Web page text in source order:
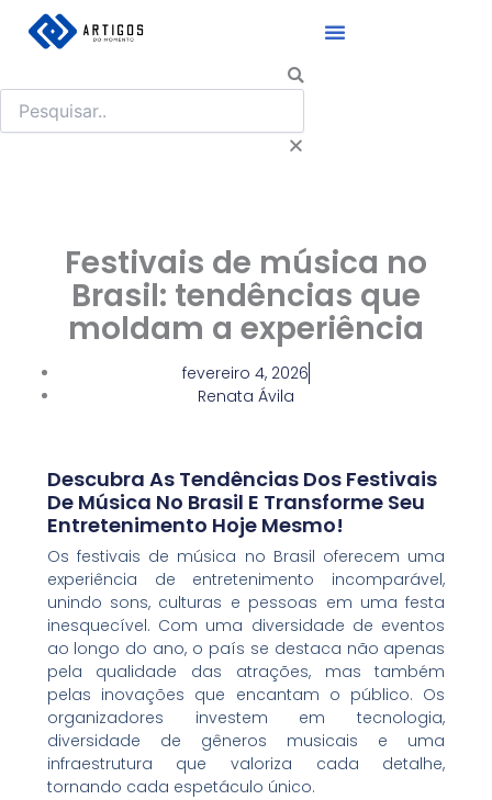
para
conteúdo
Festivais de música no
Brasil: tendências que
moldam a experiência
fevereiro 4, 2026
Renata Ávila
Descubra As Tendências Dos Festivais
De Música No Brasil E Transforme Seu
Entretenimento Hoje Mesmo!
Os festivais de música no Brasil oferecem uma
experiência de entretenimento incomparável,
unindo sons, culturas e pessoas em uma festa
inesquecível. Com uma diversidade de eventos
ao longo do ano, o país se destaca não apenas
pela qualidade das atrações, mas também
pelas inovações que encantam o público. Os
organizadores investem em tecnologia,
diversidade de gêneros musicais e uma
infraestrutura que valoriza cada detalhe,
tornando cada espetáculo único.